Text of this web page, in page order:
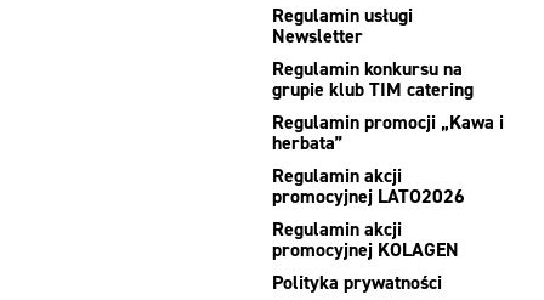
Regulamin usługi
Newsletter
Regulamin konkursu na
grupie klub TIM catering
Regulamin promocji „Kawa i
herbata”
Regulamin akcji
promocyjnej LATO2026
Regulamin akcji
promocyjnej KOLAGEN
Polityka prywatności